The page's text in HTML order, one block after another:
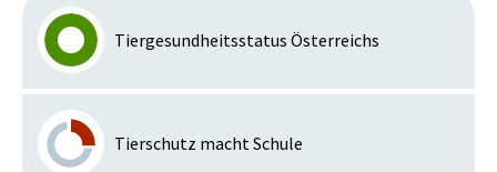
Tiergesundheitsstatus Österreichs
Tierschutz macht Schule